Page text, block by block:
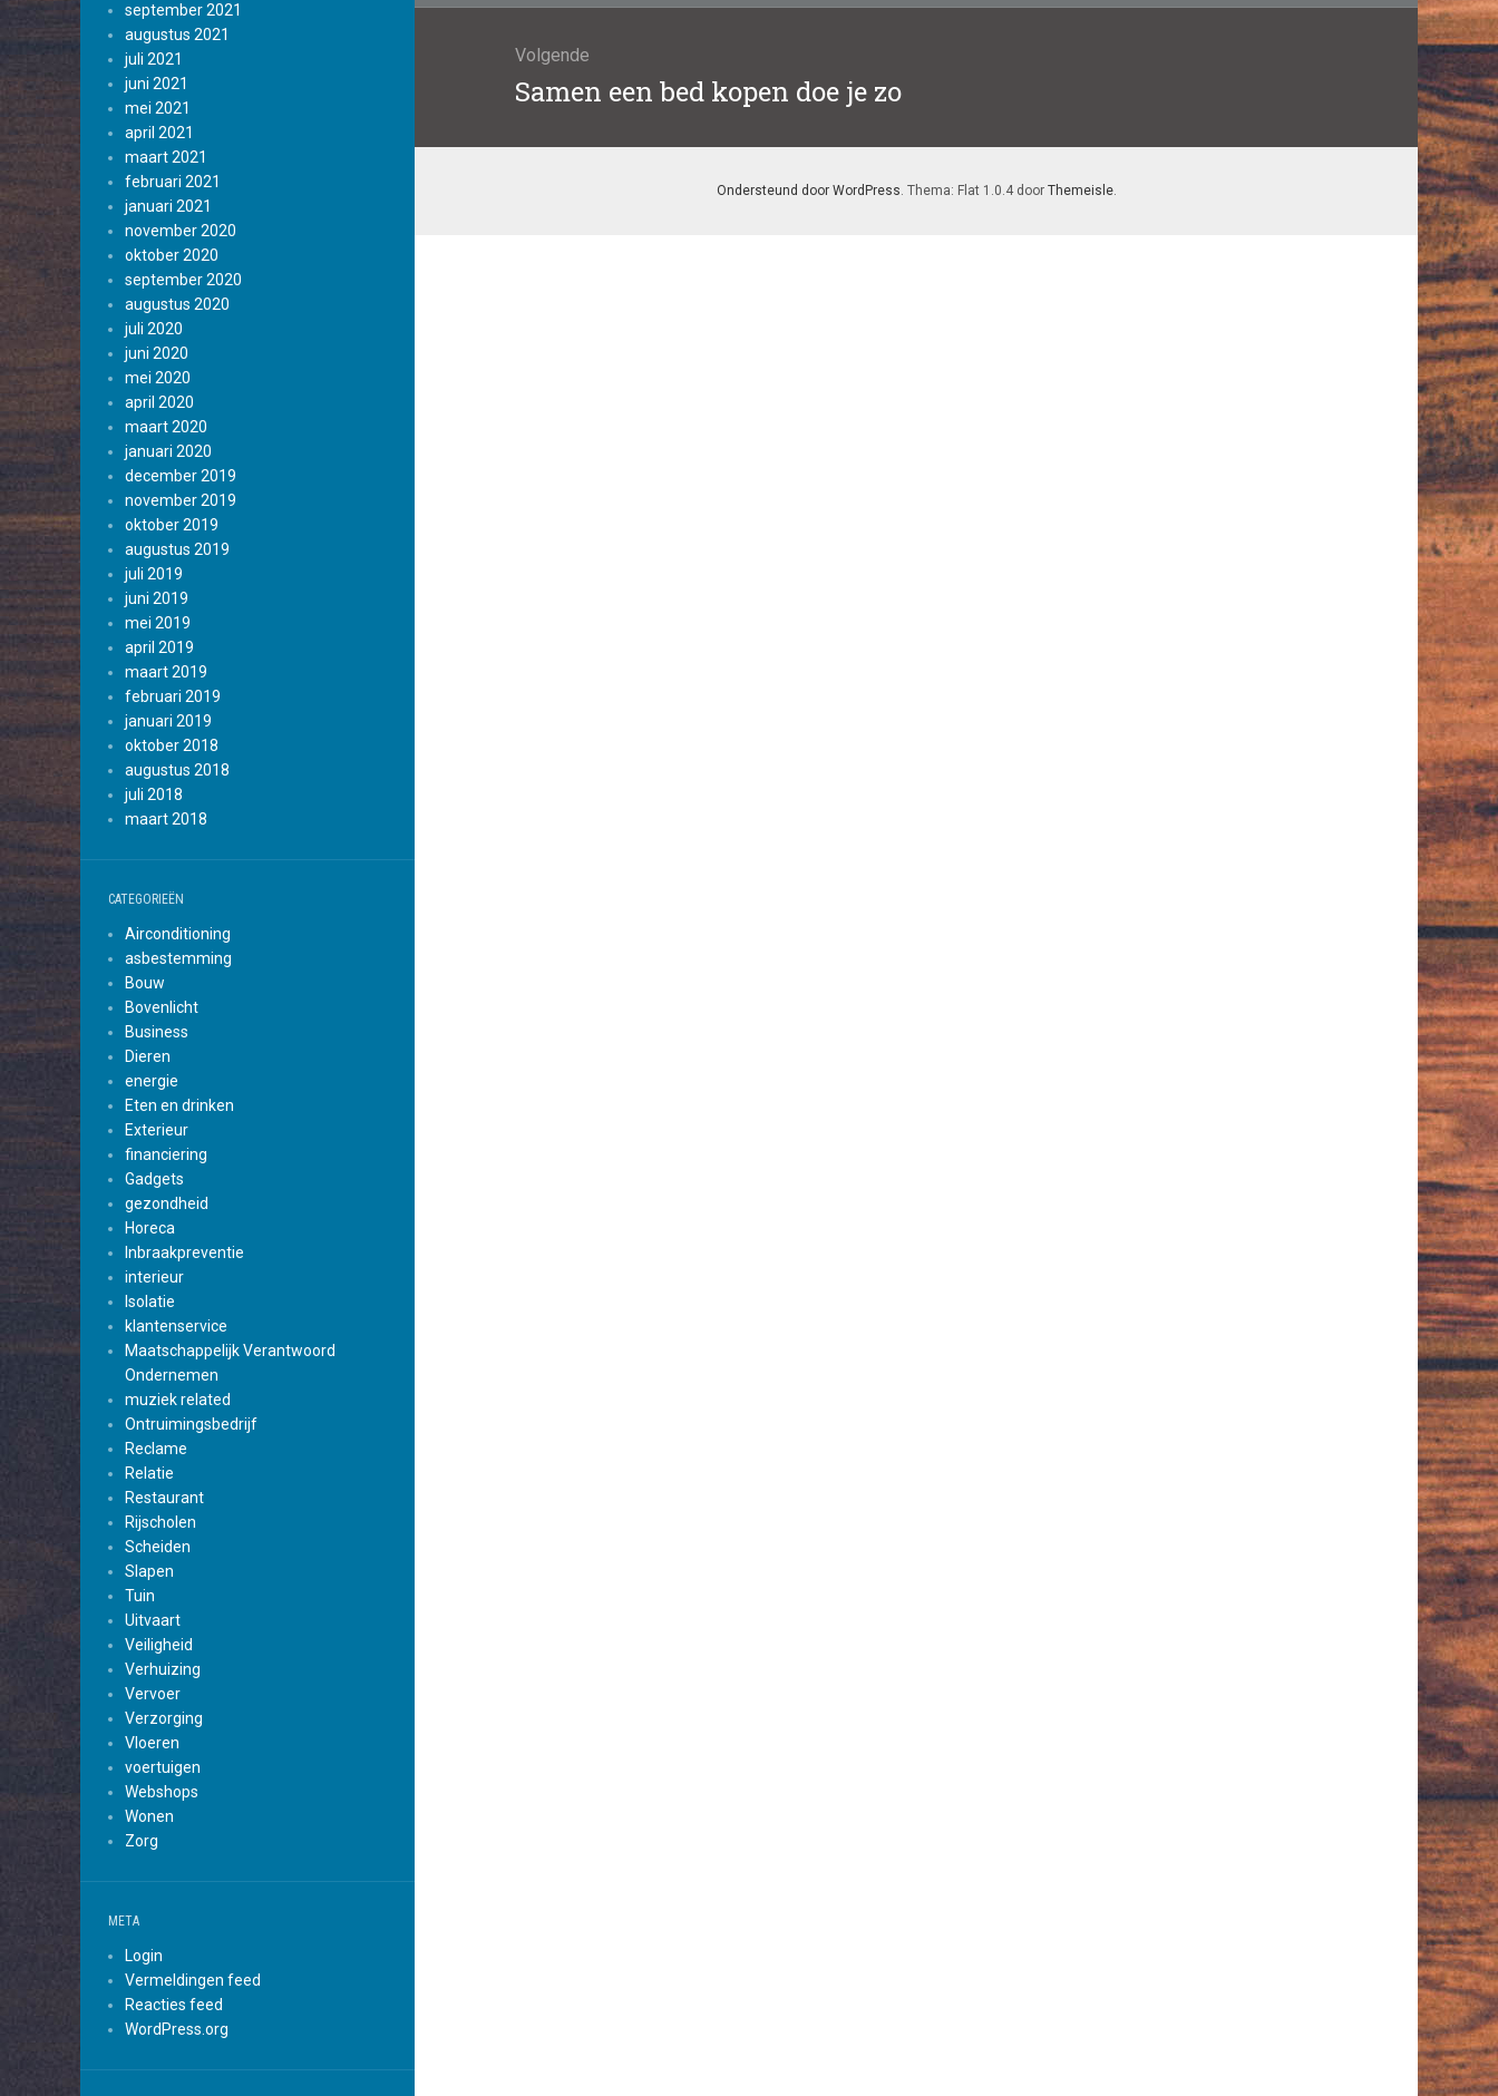
september 2021
augustus 2021
juli 2021
juni 2021
mei 2021
april 2021
maart 2021
februari 2021
januari 2021
november 2020
oktober 2020
september 2020
augustus 2020
juli 2020
juni 2020
mei 2020
april 2020
maart 2020
januari 2020
december 2019
november 2019
oktober 2019
augustus 2019
juli 2019
juni 2019
mei 2019
april 2019
maart 2019
februari 2019
januari 2019
oktober 2018
augustus 2018
juli 2018
maart 2018
CATEGORIEËN
Airconditioning
asbestemming
Bouw
Bovenlicht
Business
Dieren
energie
Eten en drinken
Exterieur
financiering
Gadgets
gezondheid
Horeca
Inbraakpreventie
interieur
Isolatie
klantenservice
Maatschappelijk Verantwoord
Ondernemen
muziek related
Ontruimingsbedrijf
Reclame
Relatie
Restaurant
Rijscholen
Scheiden
Slapen
Tuin
Uitvaart
Veiligheid
Verhuizing
Vervoer
Verzorging
Vloeren
voertuigen
Webshops
Wonen
Zorg
META
Login
Vermeldingen feed
Reacties feed
WordPress.org
Volgende
Volgend
Samen een bed kopen doe je zo
Ondersteund door WordPress. Thema: Flat 1.0.4 door Themeisle.